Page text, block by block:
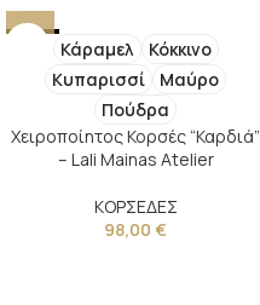
Κάραμελ
Κόκκινο
Κυπαρισσί
Μαύρο
Πούδρα
Χειροποίητος Κορσές “Καρδιά”
– Lali Mainas Atelier
ΚΟΡΣΕΔΕΣ
98,00 €